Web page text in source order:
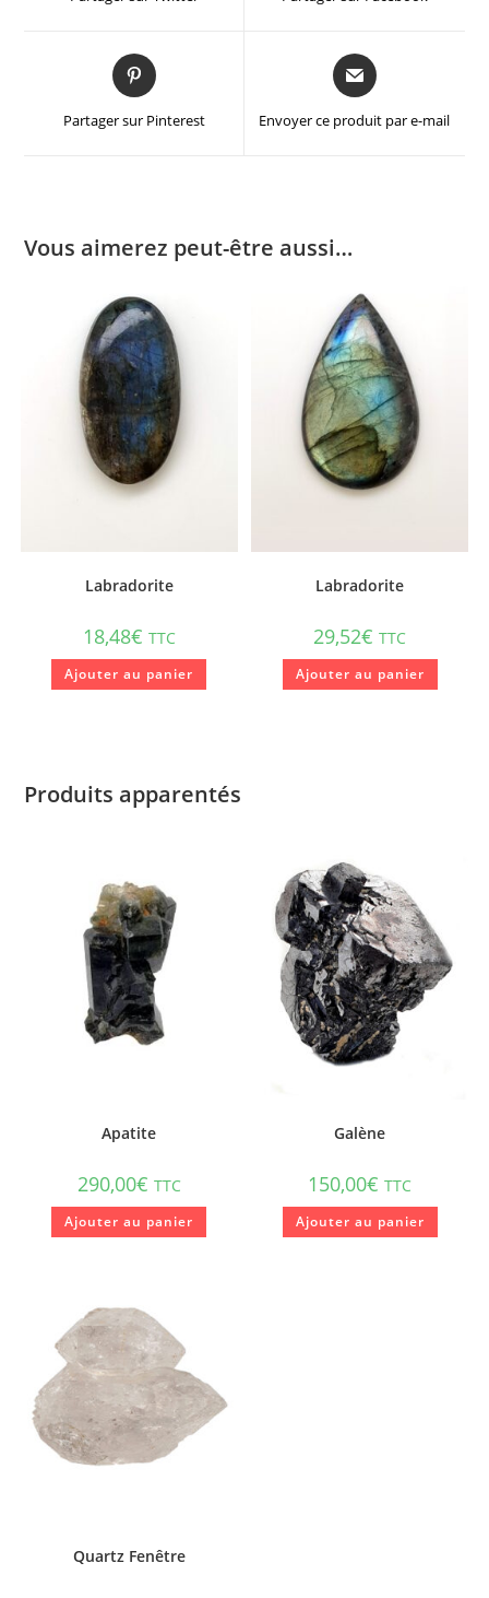
Partager sur Pinterest Envoyer ce produit par e-mail
Vous aimerez peut-être aussi…
Labradorite
18,48€ TTC
Ajouter au panier
Labradorite
29,52€ TTC
Ajouter au panier
Produits apparentés
Apatite
290,00€ TTC
Ajouter au panier
Galène
150,00€ TTC
Ajouter au panier
Quartz Fenêtre